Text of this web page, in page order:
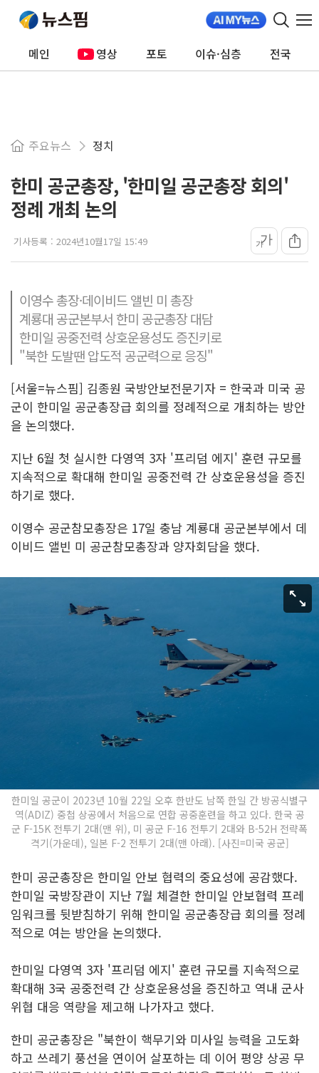
메인 영상 포토 이슈·심층 전국
주요뉴스 정치
한미 공군총장, '한미일 공군총장 회의'
정례 개최 논의
기사등록 : 2024년10월17일 15:49 가가
이영수 총장·데이비드 앨빈 미 총장
계룡대 공군본부서 한미 공군총장 대담
한미일 공중전력 상호운용성도 증진키로
"북한 도발땐 압도적 공군력으로 응징"
[서울=뉴스핌] 김종원 국방안보전문기자 = 한국과 미국 공
군이 한미일 공군총장급 회의를 정례적으로 개최하는 방안
을 논의했다.
지난 6월 첫 실시한 다영역 3자 '프리덤 에지' 훈련 규모를
지속적으로 확대해 한미일 공중전력 간 상호운용성을 증진
하기로 했다.
이영수 공군참모총장은 17일 충남 계룡대 공군본부에서 데
이비드 앨빈 미 공군참모총장과 양자회담을 했다.
한미일 공군이 2023년 10월 22일 오후 한반도 남쪽 한일 간 방공식별구
역(ADIZ) 중첩 상공에서 처음으로 연합 공중훈련을 하고 있다. 한국 공
군 F-15K 전투기 2대(맨 위), 미 공군 F-16 전투기 2대와 B-52H 전략폭
격기(가운데), 일본 F-2 전투기 2대(맨 아래). [사진=미국 공군]
한미 공군총장은 한미일 안보 협력의 중요성에 공감했다.
한미일 국방장관이 지난 7월 체결한 한미일 안보협력 프레
임워크를 뒷받침하기 위해 한미일 공군총장급 회의를 정례
적으로 여는 방안을 논의했다.
한미일 다영역 3자 '프리덤 에지' 훈련 규모를 지속적으로
확대해 3국 공중전력 간 상호운용성을 증진하고 역내 군사
위협 대응 역량을 제고해 나가자고 했다.
한미 공군총장은 "북한이 핵무기와 미사일 능력을 고도화
하고 쓰레기 풍선을 연이어 살포하는 데 이어 평양 상공 무